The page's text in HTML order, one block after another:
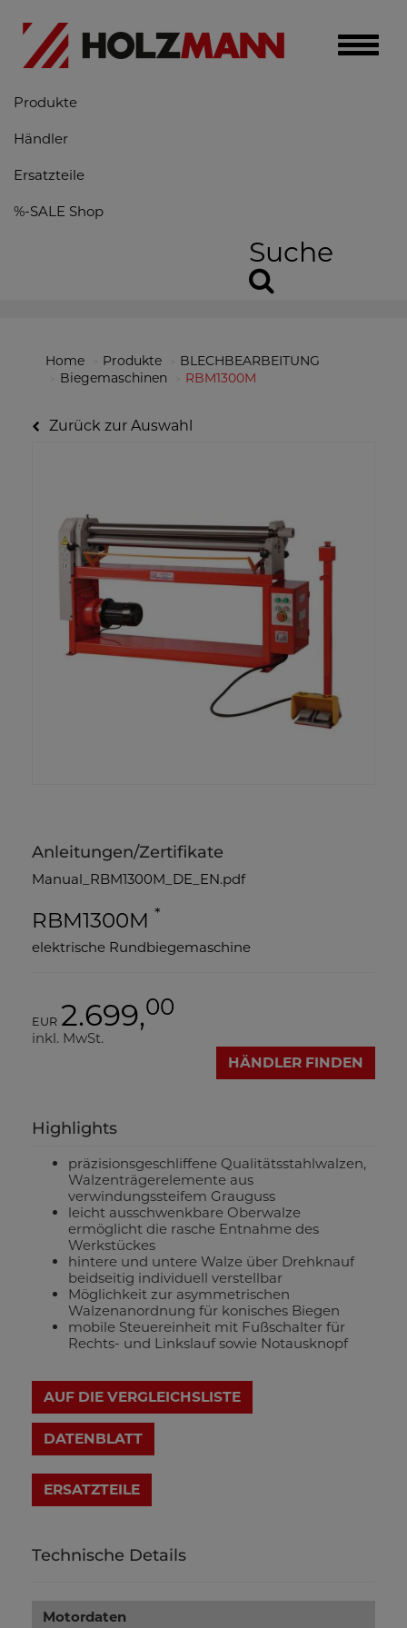
Toggle
Produkte
Händler
Ersatzteile
%-SALE Shop
Suche
Home Produkte
BLECHBEARBEITUNG
Biegemaschinen
RBM1300M
Zurück zur Auswahl
Anleitungen/Zertifikate
Manual_RBM1300M_DE_EN.pdf
RBM1300M *
elektrische Rundbiegemaschine
EUR 2.699,00
inkl. MwSt.
HÄNDLER FINDEN
Highlights
präzisionsgeschliffene Qualitätsstahlwalzen,
Walzenträgerelemente aus
verwindungssteifem Grauguss
leicht ausschwenkbare Oberwalze
ermöglicht die rasche Entnahme des
Werkstückes
hintere und untere Walze über Drehknauf
beidseitig individuell verstellbar
Möglichkeit zur asymmetrischen
Walzenanordnung für konisches Biegen
mobile Steuereinheit mit Fußschalter für
Rechts- und Linkslauf sowie Notausknopf
AUF DIE VERGLEICHSLISTE
DATENBLATT
Technische Details
Motordaten